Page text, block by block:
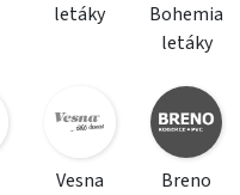
letáky
Bohemia
letáky
Vesna
Breno